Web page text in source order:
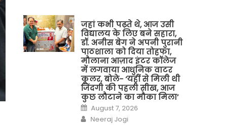
जहां कभी पढ़ते थे, आज उसी
विद्यालय के लिए बने सहारा,
डॉ. अनीस बेग ने अपनी पुरानी
पाठशाला को दिया तोहफा,
मौलाना आज़ाद इंटर कॉलेज
में लगवाया आधुनिक वाटर
कूलर, बोले- ‘यहीं से मिली थी
जिंदगी की पहली सीख, आज
कुछ लौटाने का मौका मिला’
Posted
on
August 7, 2026
Author
Neeraj Jogi